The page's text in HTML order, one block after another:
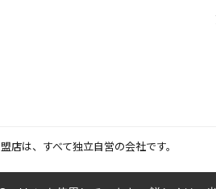
店は、すべて独立自営の会社です。